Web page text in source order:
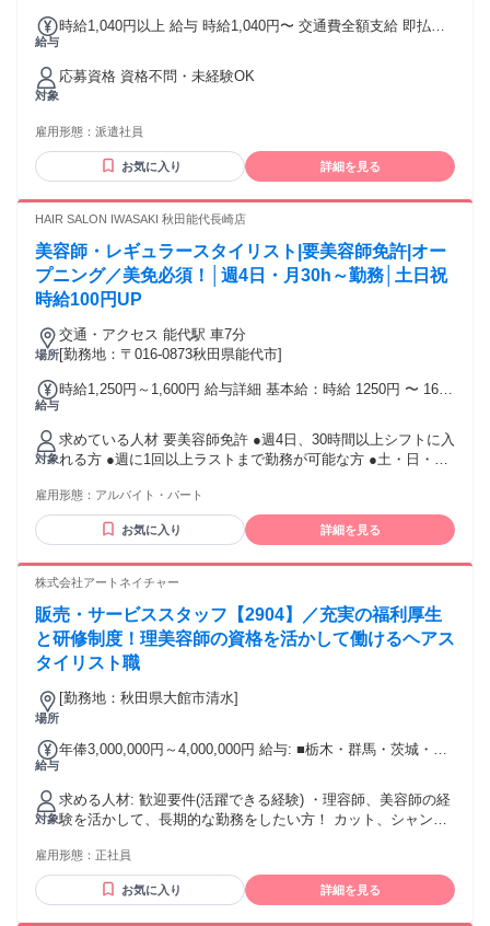
給与
時給1,040円以上 給与 時給1,040円〜 交通費全額支給 即払い
対象
応募資格 資格不問・未経験OK
雇用形態： 派遣社員
お気に入り 詳細を見る
HAIR SALON IWASAKI 秋田能代長崎店
美容師・レギュラースタイリスト|要美容師免許|オー
プニング／美免必須！│週4日・月30h～勤務│土日祝
時給100円UP
場所
交通・アクセス 能代駅 車7分
[勤務地：〒016-0873秋田県能代市]
給与
時給1,250円～1,600円 給与詳細 基本給：時給 1250円 〜 1600
対象
求めている人材 要美容師免許 ●週4日、30時間以上シフトに入
れる方 ●週に1回以上ラストまで勤務が可能な方 ●土・日・祝
も、丁寧な研修がありますので安心してご応募ください。
雇用形態： アルバイト・パート
お気に入り 詳細を見る
株式会社アートネイチャー
販売・サービススタッフ【2904】／充実の福利厚生
と研修制度！理美容師の資格を活かして働けるヘアス
タイリスト職
場所
[勤務地：秋田県大館市清水]
給与
年俸3,000,000円～4,000,000円 給与: ■栃木・群馬・茨城・埼
奈良・和歌山・京都・大阪・兵庫のいずれか勤務の場合 ●ス
タイリスト：月給25万円～28万円＋インセンティブ そのう
ち・・・ 基本給：24万円～27万円 調整手当：月1万円。（入
社後12か月間に限り支給） インセンティブの支給の有無・金
の勤務の場合 ●スタイリスト：月給24万5000円～27万5000円
＋インセンティブ そのうち・・・ 基本給：23.5万円～26.5万
対象
求める人材: 歓迎要件(活躍できる経験) ・理容師、美容師の経
験を活かして、長期的な勤務をしたい方！ カット、シャンプ
せます！ 必須要件 ・美容師免許もしくは理容師免許をお持ち
の方 ジュニアスタイリスト経験のみという方も歓迎！
雇用形態： 正社員
お気に入り 詳細を見る